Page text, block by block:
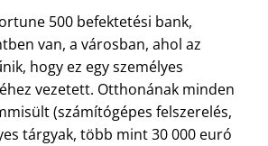
500 befektetési bank,
van, a városban, ahol az
hogy ez egy személyes
vezetett. Otthonának minden
(számítógépes felszerelés,
tárgyak, több mint 30 000 euró